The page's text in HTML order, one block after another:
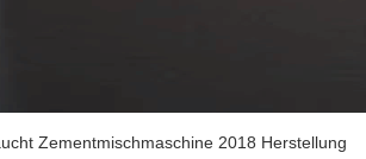
Zementmischmaschine 2018 Herstellung